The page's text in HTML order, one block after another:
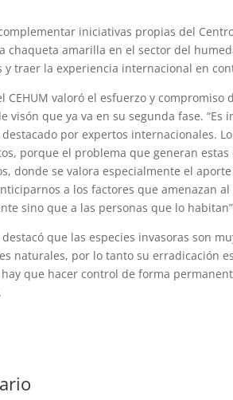
iniciativas propias del
chaqueta amarilla en el sector del
y traer la experiencia internacional en
CEHUM valoró el esfuerzo y
visón que ya va en su segunda fase.
por expertos internacionales.
porque el problema que generan
donde se valora especialmente el
a los factores que amenazan
sino que a las personas que lo
que las especies invasoras son
naturales, por lo tanto su erradicación
que hacer control de forma